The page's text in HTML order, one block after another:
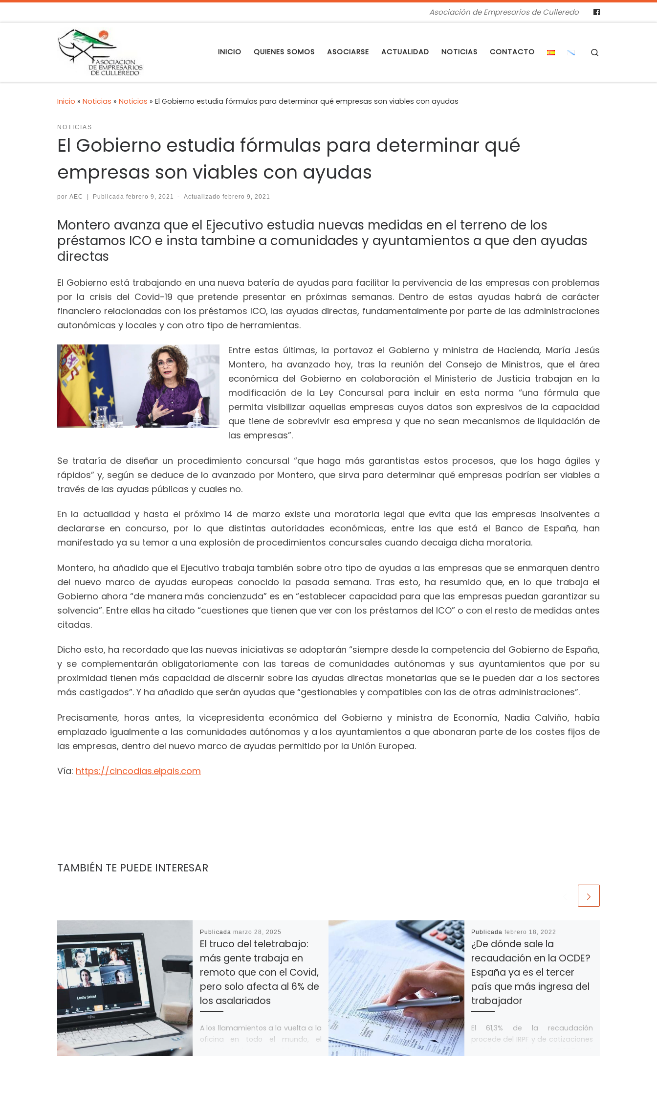
Asociación de Empresarios de Culleredo
INICIO QUIENES SOMOS ASOCIARSE ACTUALIDAD NOTICIAS CONTACTO
Inicio » Noticias » Noticias » El Gobierno estudia fórmulas para determinar qué empresas son viables con ayudas
NOTICIAS
El Gobierno estudia fórmulas para determinar qué
empresas son viables con ayudas
por AEC | Publicada febrero 9, 2021 - Actualizadofebrero 9, 2021
Montero avanza que el Ejecutivo estudia nuevas medidas en el terreno de los
préstamos ICO e insta tambine a comunidades y ayuntamientos a que den ayudas
directas
El Gobierno está trabajando en una nueva batería de ayudas para facilitar la pervivencia de las empresas con problemas
por la crisis del Covid-19 que pretende presentar en próximas semanas. Dentro de estas ayudas habrá de carácter
financiero relacionadas con los préstamos ICO, las ayudas directas, fundamentalmente por parte de las administraciones
autonómicas y locales y con otro tipo de herramientas.
Entre estas últimas, la portavoz el Gobierno y ministra de Hacienda, María Jesús
Montero, ha avanzado hoy, tras la reunión del Consejo de Ministros, que el área
económica del Gobierno en colaboración el Ministerio de Justicia trabajan en la
modificación de la Ley Concursal para incluir en esta norma “una fórmula que
permita visibilizar aquellas empresas cuyos datos son expresivos de la capacidad
que tiene de sobrevivir esa empresa y que no sean mecanismos de liquidación de
las empresas”.
Se trataría de diseñar un procedimiento concursal “que haga más garantistas estos procesos, que los haga ágiles y
rápidos” y, según se deduce de lo avanzado por Montero, que sirva para determinar qué empresas podrían ser viables a
través de las ayudas públicas y cuales no.
En la actualidad y hasta el próximo 14 de marzo existe una moratoria legal que evita que las empresas insolventes a
declararse en concurso, por lo que distintas autoridades económicas, entre las que está el Banco de España, han
manifestado ya su temor a una explosión de procedimientos concursales cuando decaiga dicha moratoria.
Montero, ha añadido que el Ejecutivo trabaja también sobre otro tipo de ayudas a las empresas que se enmarquen dentro
del nuevo marco de ayudas europeas conocido la pasada semana. Tras esto, ha resumido que, en lo que trabaja el
Gobierno ahora “de manera más concienzuda” es en “establecer capacidad para que las empresas puedan garantizar su
solvencia”. Entre ellas ha citado “cuestiones que tienen que ver con los préstamos del ICO” o con el resto de medidas antes
citadas.
Dicho esto, ha recordado que las nuevas iniciativas se adoptarán “siempre desde la competencia del Gobierno de España,
y se complementarán obligatoriamente con las tareas de comunidades autónomas y sus ayuntamientos que por su
proximidad tienen más capacidad de discernir sobre las ayudas directas monetarias que se le pueden dar a los sectores
más castigados”. Y ha añadido que serán ayudas que “gestionables y compatibles con las de otras administraciones”.
Precisamente, horas antes, la vicepresidenta económica del Gobierno y ministra de Economía, Nadia Calviño, había
emplazado igualmente a las comunidades autónomas y a los ayuntamientos a que abonaran parte de los costes fijos de
las empresas, dentro del nuevo marco de ayudas permitido por la Unión Europea.
Vía: https://cincodias.elpais.com
TAMBIÉN TE PUEDE INTERESAR
Publicada marzo 28, 2025
El truco del teletrabajo:
más gente trabaja en
remoto que con el Covid,
pero solo afecta al 6% de
los asalariados
A los llamamientos a la vuelta a la
oficina en todo el mundo, el
Publicada febrero 18, 2022
¿De dónde sale la
recaudación en la OCDE?
España ya es el tercer
país que más ingresa del
trabajador
El 61,3% de la recaudación
procede del IRPF y de cotizaciones